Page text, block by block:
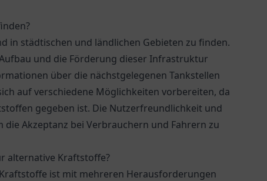
in städtischen und ländlichen Gebieten zu finden.
und die Förderung dieser Infrastruktur
über die nächstgelegenen Tankstellen
auf verschiedene Möglichkeiten vorbereiten, da
gegeben ist. Die Nutzerfreundlichkeit und
Akzeptanz bei Verbrauchern und Fahrern zu
alternative Kraftstoffe?
ist mit mehreren Herausforderungen